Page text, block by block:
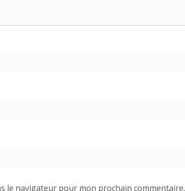
le navigateur pour mon prochain commentaire.